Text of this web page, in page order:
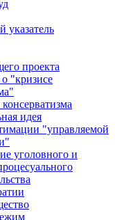
указатель
проекта
"кризисе
идея
"управляемой
уголовного и